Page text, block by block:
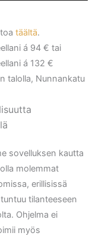
täältä.
á 94 € tai
á 132 €
talolla, Nunnankatu
sovelluksen kautta
molemmat
erillisissä
tilanteeseen
Ohjelma ei
myös